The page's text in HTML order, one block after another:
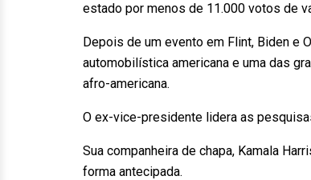
estado por menos de 11.000 votos de
Depois de um evento em Flint, Biden e
automobilística americana e uma das
afro-americana.
O ex-vice-presidente lidera as
Sua companheira de chapa, Kamala
forma antecipada.